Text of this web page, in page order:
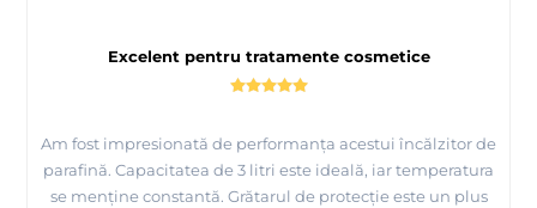
Excelent pentru tratamente cosmetice
Am fost impresionată de performanța acestui încălzitor de
parafină. Capacitatea de 3 litri este ideală, iar temperatura
se menține constantă. Grătarul de protecție este un plus